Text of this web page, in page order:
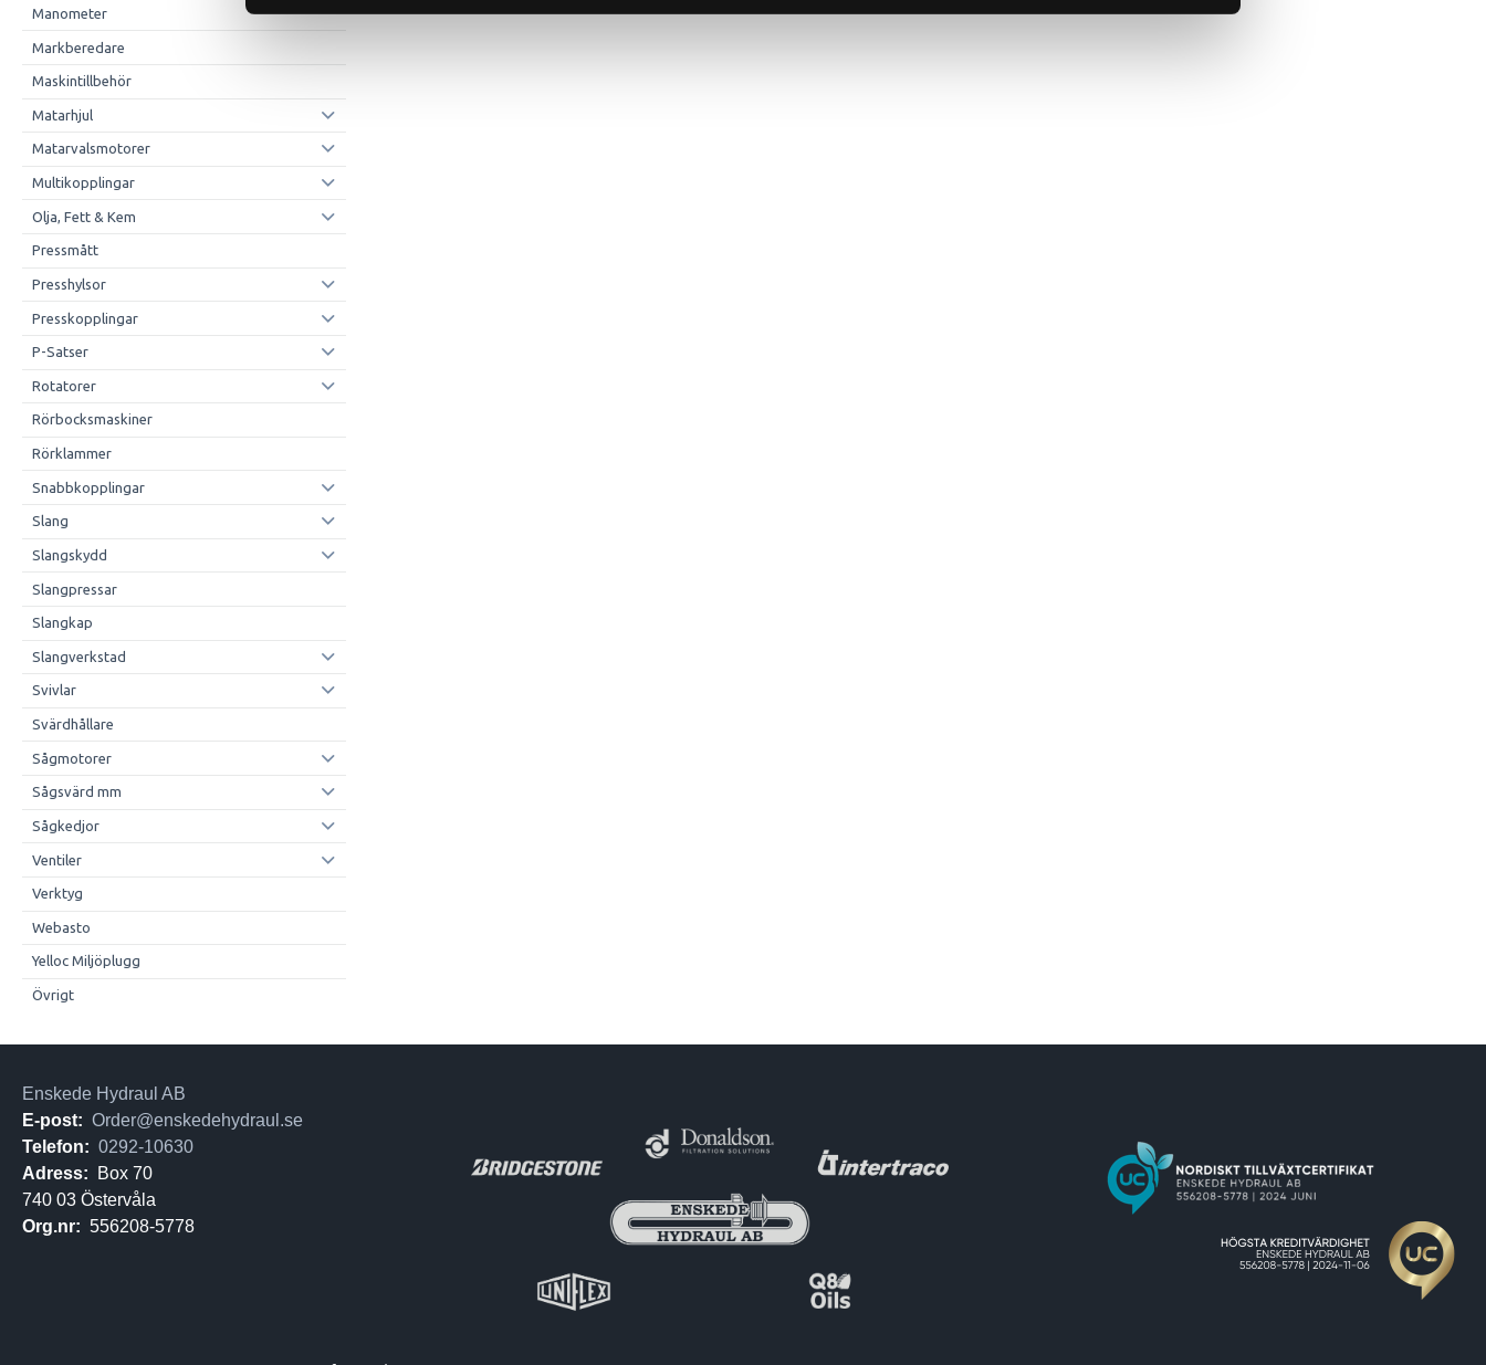
Manometer
Markberedare
Maskintillbehör
Matarhjul
Matarvalsmotorer
Multikopplingar
Olja, Fett & Kem
Pressmått
Presshylsor
Presskopplingar
P-Satser
Rotatorer
Rörbocksmaskiner
Rörklammer
Snabbkopplingar
Slang
Slangskydd
Slangpressar
Slangkap
Slangverkstad
Svivlar
Svärdhållare
Sågmotorer
Sågsvärd mm
Sågkedjor
Ventiler
Verktyg
Webasto
Yelloc Miljöplugg
Övrigt
Enskede Hydraul AB
E-post: Order@enskedehydraul.se
Telefon: 0292-10630
Adress:
Box 70
740 03 Östervåla
Org.nr: 556208-5778